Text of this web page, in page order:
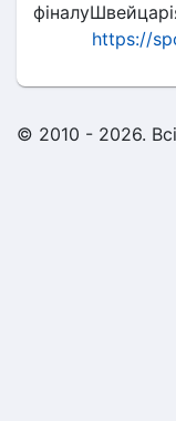
https://
© 2010 - 2026.